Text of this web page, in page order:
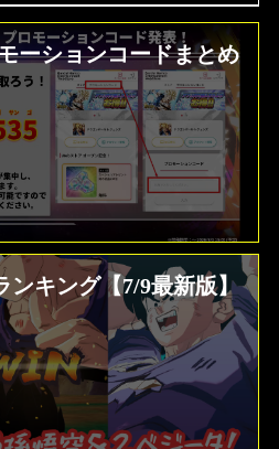
モーションコードまとめ
ンキング【7/9最新版】